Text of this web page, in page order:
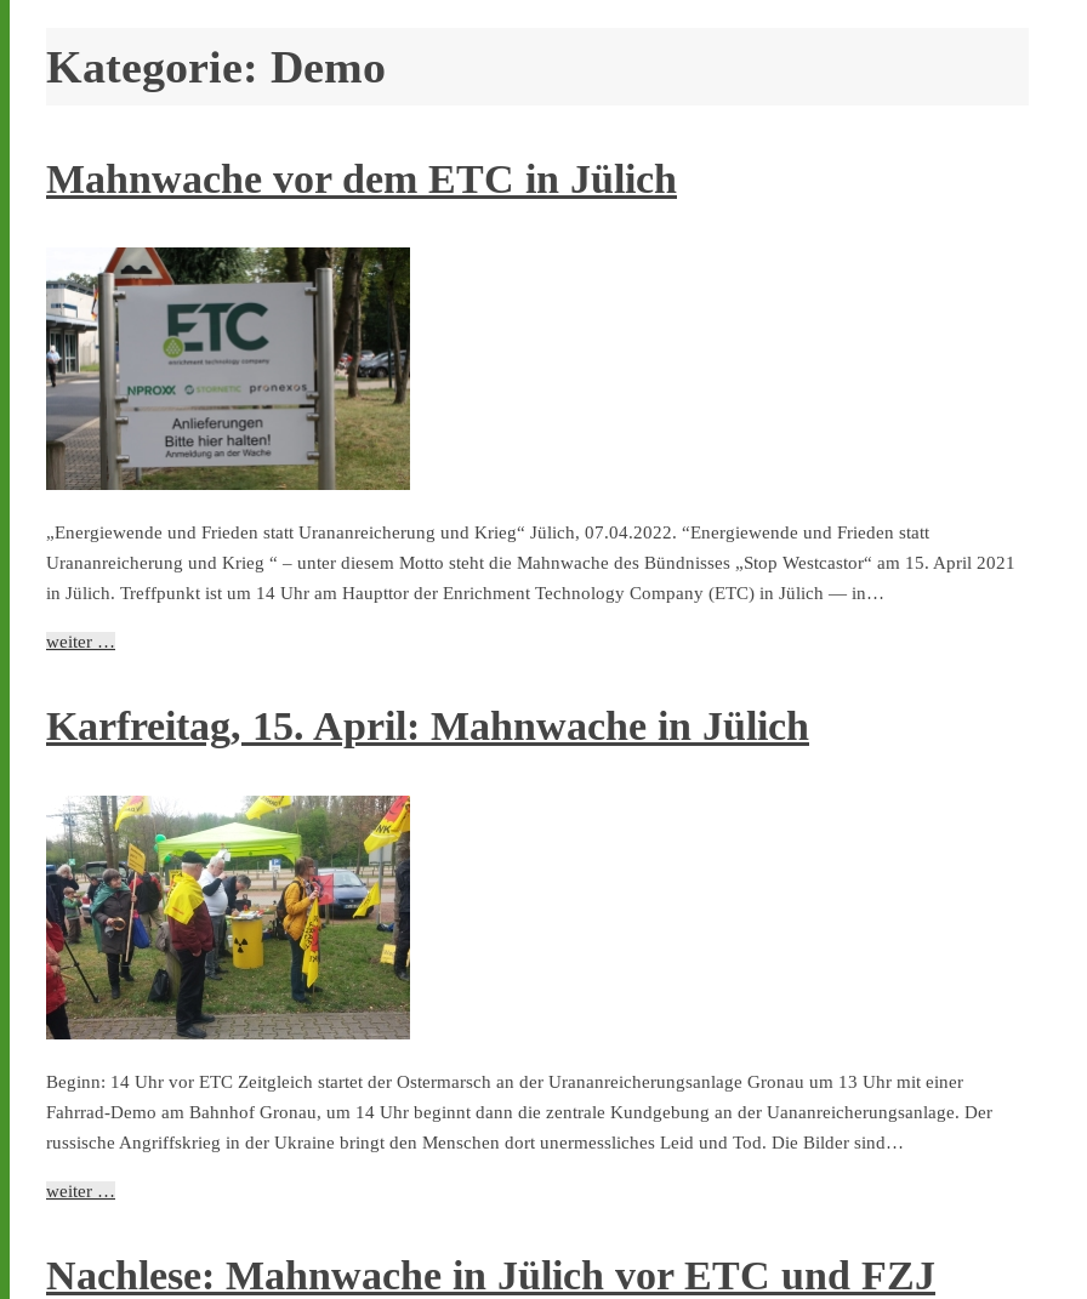
Kategorie: Demo
Mahnwache vor dem ETC in Jülich
„Energiewende und Frieden statt Urananreicherung und Krieg“ Jülich, 07.04.2022. “Energiewende und Frieden statt
Urananreicherung und Krieg “ – unter diesem Motto steht die Mahnwache des Bündnisses „Stop Westcastor“ am 15. April 2021
in Jülich. Treffpunkt ist um 14 Uhr am Haupttor der Enrichment Technology Company (ETC) in Jülich — in…
weiter …
Karfreitag, 15. April: Mahnwache in Jülich
Beginn: 14 Uhr vor ETC Zeitgleich startet der Ostermarsch an der Urananreicherungsanlage Gronau um 13 Uhr mit einer
Fahrrad-Demo am Bahnhof Gronau, um 14 Uhr beginnt dann die zentrale Kundgebung an der Uananreicherungsanlage. Der
russische Angriffskrieg in der Ukraine bringt den Menschen dort unermessliches Leid und Tod. Die Bilder sind…
weiter …
Nachlese: Mahnwache in Jülich vor ETC und FZJ